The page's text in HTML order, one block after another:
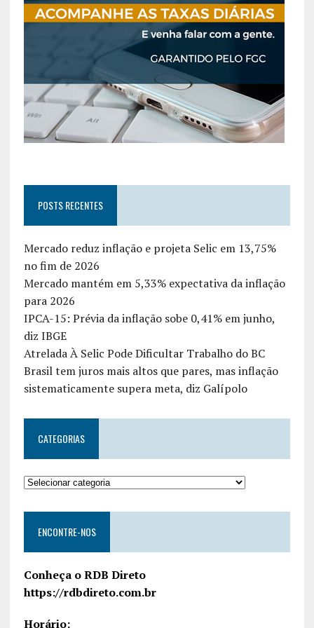
POSTS RECENTES
Mercado reduz inflação e projeta Selic em 13,75%
no fim de 2026
Mercado mantém em 5,33% expectativa da inflação
para 2026
IPCA-15: Prévia da inflação sobe 0,41% em junho,
diz IBGE
Atrelada À Selic Pode Dificultar Trabalho do BC
Brasil tem juros mais altos que pares, mas inflação
sistematicamente supera meta, diz Galípolo
CATEGORIAS
ENCONTRE-NOS
Conheça o RDB Direto
https://rdbdireto.com.br
Horário: